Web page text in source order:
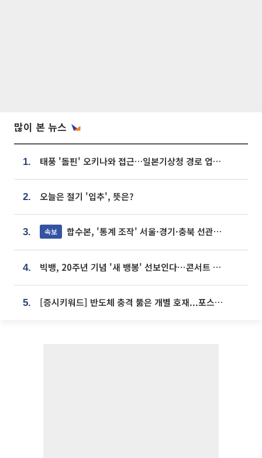
많이 본 뉴스
1. 태풍 '돌핀' 오키나와 접근…일본기상청 경로 업데이트
2. 오늘은 절기 '입추', 뜻은?
3. 속보 합수본, '통계 조작' 서울·경기·충북 선관위 등 추가 압수수색
4. 빅뱅, 20주년 기념 '새 뱅봉' 선보인다⋯콘서트 앞두고 팝업 개최
5. [증시키워드] 반도체 충격 뚫은 개별 호재...포스코퓨처엠·에코프로·한화솔루션 '눈길'